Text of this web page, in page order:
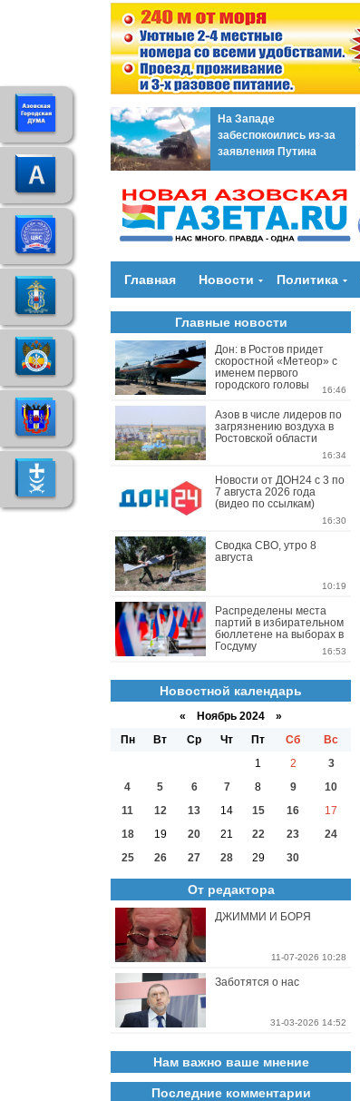
На Западе
забеспокоились из-за
заявления Путина
Главная Новости Политика
Главные новости
Дон: в Ростов придет
скоростной «Метеор» с
именем первого
городского головы
16:46
Азов в числе лидеров по
загрязнению воздуха в
Ростовской области
16:34
Новости от ДОН24 с 3 по
7 августа 2026 года
(видео по ссылкам)
16:30
Сводка СВО, утро 8
августа
10:19
Распределены места
партий в избирательном
бюллетене на выборах в
Госдуму
16:53
Новостной календарь
« Ноябрь 2024 »
Пн
Вт Ср Чт Пт Сб
Вс
1
2
3
4
5 6 7 8 9
10
11
12 13 14 15 16
17
18
19 20 21 22 23
24
25
26 27 28 29 30
От редактора
ДЖИММИ И БОРЯ
11-07-2026 10:28
Заботятся о нас
31-03-2026 14:52
Нам важно ваше мнение
Последние комментарии